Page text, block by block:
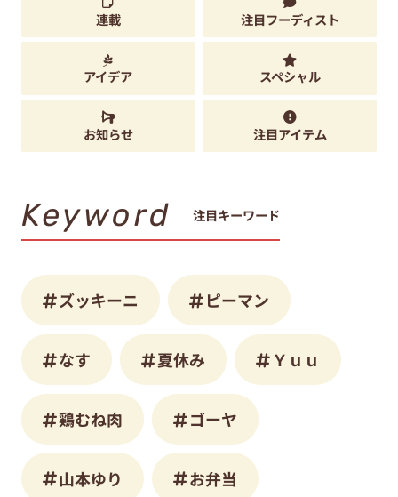
連載 注目フーディスト
アイデア スペシャル
お知らせ 注目アイテム
Keyword 注目キーワード
ズッキーニ ピーマン
なす 夏休み Ｙｕｕ
鶏むね肉 ゴーヤ
山本ゆり お弁当